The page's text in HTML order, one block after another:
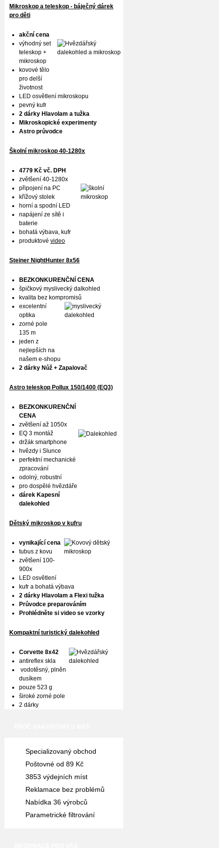
Mikroskop a teleskop - báječný dárek
pro děti
akční cena
výhodný set
teleskop +
mikroskop
kovové tělo
pro delší
životnost
LED osvětlení mikroskopu
pevný kufr
2 dárky Hlavolam a tužka
Mikroskopické experimenty
Astro průvodce
Školní mikroskop 40-1280x
4779 Kč vč. DPH
zvětšení 40-1280x
připojení na PC
křížový stolek
horní a spodní LED
napájení ze sítě i
baterie
bohatá výbava, kufr
produktové video
Steiner NightHunter 8x56
BEZKONKURENČNÍ CENA
špičkový myslivecký dalkohled
kvalita bez kompromisů
excelentní
optika
zorné pole
135 m
jeden z
nejlepších na
našem e-shopu
2 dárky Nůž + Zapalovač
Astro teleskop Pollux 150/1400 (EQ3)
BEZKONKURENČNÍ
CENA
zvětšení až 1050x
EQ 3 montáž
držák smartphone
hvězdy i Slunce
perfektní mechanické
zpracování
odolný, robustní
pro dospělé hvězdáře
dárek Kapesní
dalekohled
Dětský mikroskop v kufru
vynikající cena
tubus z kovu
zvětšení 100-
900x
LED osvětlení
kufr a bohatá výbava
2 dárky Hlavolam a Flexi tužka
Průvodce preparováním
Prohlédněte si video se vzorky
Kompaktní turistický dalekohled
Corvette 8x42
antireflex skla
vodotěsný, plněn
dusíkem
pouze 523 g
široké zorné pole
2 dárky
Specializovaný obchod
Poštovné od 89 Kč
3853 výdejních míst
Reklamace bez problémů
Nabídka 36 výrobců
Parametrické filtrování